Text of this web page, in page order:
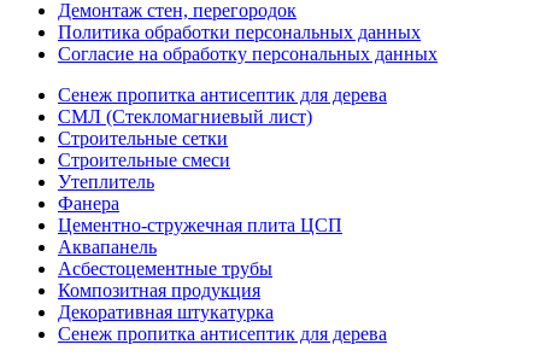
Демонтаж стен, перегородок
Политика обработки персональных данных
Согласие на обработку персональных данных
Сенеж пропитка антисептик для дерева
СМЛ (Стекломагниевый лист)
Строительные сетки
Строительные смеси
Утеплитель
Фанера
Цементно-стружечная плита ЦСП
Аквапанель
Асбестоцементные трубы
Композитная продукция
Декоративная штукатурка
Сенеж пропитка антисептик для дерева